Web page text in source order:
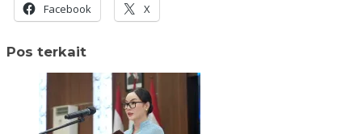
Facebook X
Pos terkait